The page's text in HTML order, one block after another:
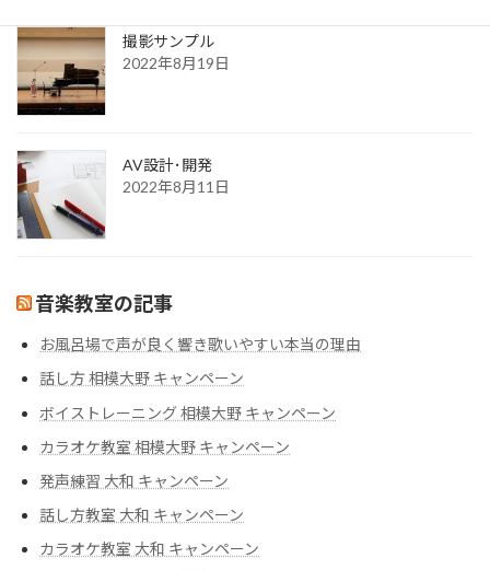
撮影サンプル
2022年8月19日
AV設計･開発
2022年8月11日
音楽教室の記事
お風呂場で声が良く響き歌いやすい本当の理由
話し方 相模大野 キャンペーン
ボイストレーニング 相模大野 キャンペーン
カラオケ教室 相模大野 キャンペーン
発声練習 大和 キャンペーン
話し方教室 大和 キャンペーン
カラオケ教室 大和 キャンペーン